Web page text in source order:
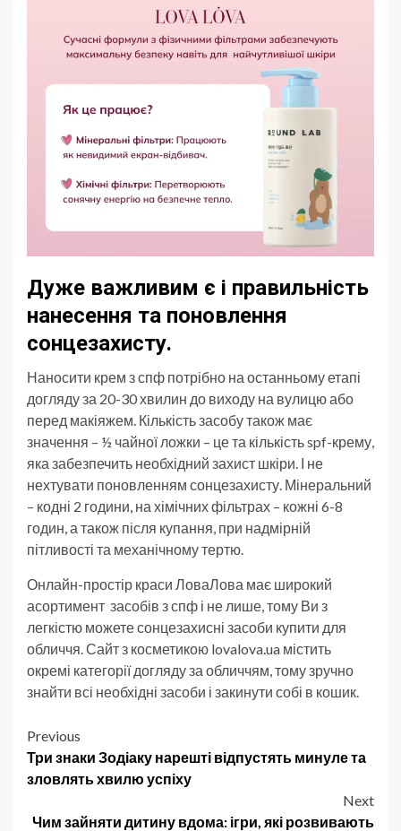
Дуже важливим є і правильність
нанесення та поновлення
сонцезахисту.
Наносити крем з спф потрібно на останньому етапі
догляду за 20-30 хвилин до виходу на вулицю або
перед макіяжем. Кількість засобу також має
значення – ½ чайної ложки – це та кількість spf-крему,
яка забезпечить необхідний захист шкіри. І не
нехтувати поновленням сонцезахисту. Мінеральний
– кодні 2 години, на хімічних фільтрах – кожні 6-8
годин, а також після купання, при надмірній
пітливості та механічному тертю.
Онлайн-простір краси ЛоваЛова має широкий
асортимент засобів з спф і не лише, тому Ви з
легкістю можете сонцезахисні засоби купити для
обличчя. Сайт з косметикою lovalova.ua містить
окремі категорії догляду за обличчям, тому зручно
знайти всі необхідні засоби і закинути собі в кошик.
Post
navigation
Previous
Три знаки Зодіаку нарешті відпустять минуле та
зловлять хвилю успіху
Next
Чим зайняти дитину вдома: ігри, які розвивають